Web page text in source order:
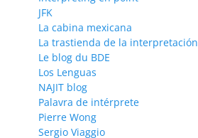
JFK
La cabina mexicana
La trastienda de la interpretación
Le blog du BDE
Los Lenguas
NAJIT blog
Palavra de intérprete
Pierre Wong
Sergio Viaggio